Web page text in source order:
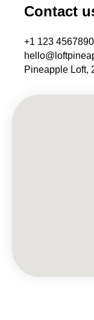
Contact
+1 123 4567890
Pineapple Loft,